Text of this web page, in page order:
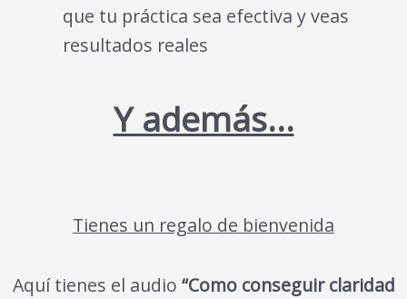
que tu práctica sea efectiva y veas
resultados reales
Y además…
Tienes un regalo de bienvenida
Aquí tienes el audio “Como conseguir claridad